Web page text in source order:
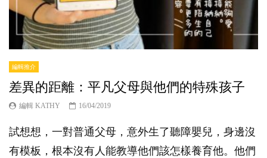
編輯推介
差異的距離：平凡父母與他們的特殊孩子
編輯 KATHY 16/04/2019
試想想，一對普通父母，意外生了聽障嬰兒，身邊沒
有模板，根本沒有人能教導他們該怎樣養育他。他們